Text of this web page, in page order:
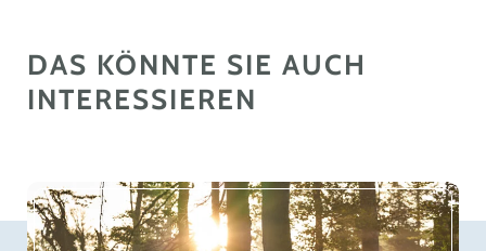
DAS KÖNNTE SIE AUCH
INTERESSIEREN